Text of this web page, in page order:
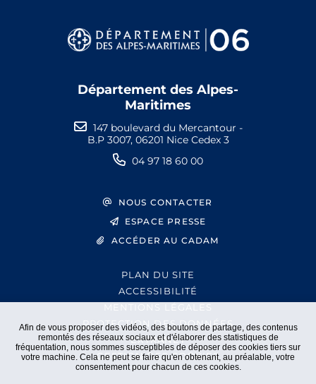
Afin de vous proposer des vidéos, des boutons de partage, des contenus
remontés des réseaux sociaux et d'élaborer des statistiques de
fréquentation, nous sommes susceptibles de déposer des cookies tiers sur
votre machine. Cela ne peut se faire qu'en obtenant, au préalable, votre
consentement pour chacun de ces cookies.
Département des Alpes-
Maritimes
147 boulevard du Mercantour -
B.P 3007, 06201 Nice Cedex 3
04 97 18 60 00
NOUS CONTACTER
ESPACE PRESSE
ACCÉDER AU CADAM
PLAN DU SITE
ACCESSIBILITÉ
MENTIONS LÉGALES
PROTECTION DES DONNÉES
EXTRANET
GESTION DES COOKIES